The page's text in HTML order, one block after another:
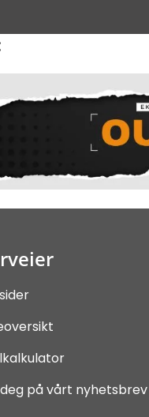
på vårt nyhetsbrev